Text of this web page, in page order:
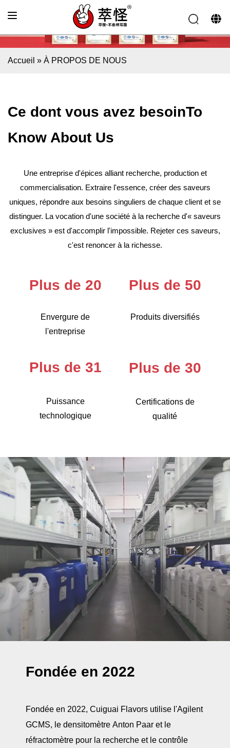
Accueil » À PROPOS DE NOUS
Ce dont vous avez besoinTo
Know About Us
Une entreprise d'épices alliant recherche, production et
commercialisation. Extraire l'essence, créer des saveurs
uniques, répondre aux besoins singuliers de chaque client et se
distinguer. La vocation d'une société à la recherche d'« saveurs
exclusives » est d'accomplir l'impossible. Rejeter ces saveurs,
c'est renoncer à la richesse.
Plus de 20
Envergure de
l'entreprise
Plus de 50
Produits diversifiés
Plus de 31
Puissance
technologique
Plus de 30
Certifications de
qualité
Fondée en 2022
Fondée en 2022, Cuiguai Flavors utilise l'Agilent
GCMS, le densitomètre Anton Paar et le
réfractomètre pour la recherche et le contrôle